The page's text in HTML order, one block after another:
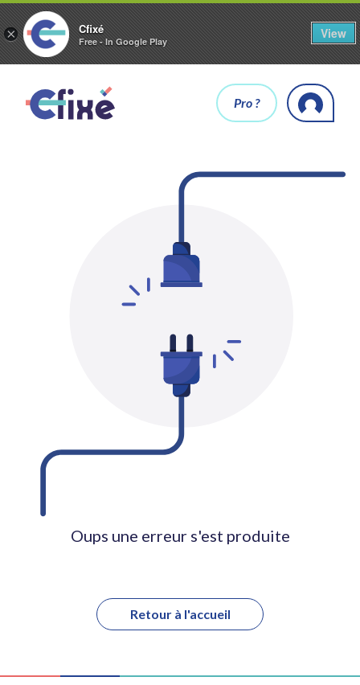
× Cfixé
Free - In Google Play
View
Pro ?
Oups une erreur s'est produite
Retour à l'accueil